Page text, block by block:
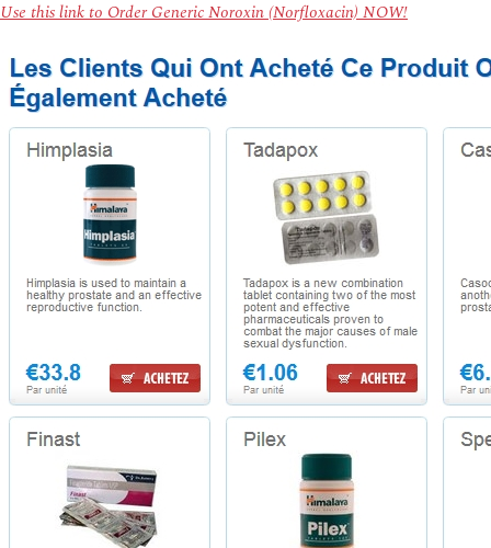
Use this link to Order Generic Noroxin (Norfloxacin) NOW!